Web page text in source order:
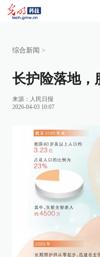
综合新闻 >
长护险落地，
来源：人民日报
2026-04-03 10:07